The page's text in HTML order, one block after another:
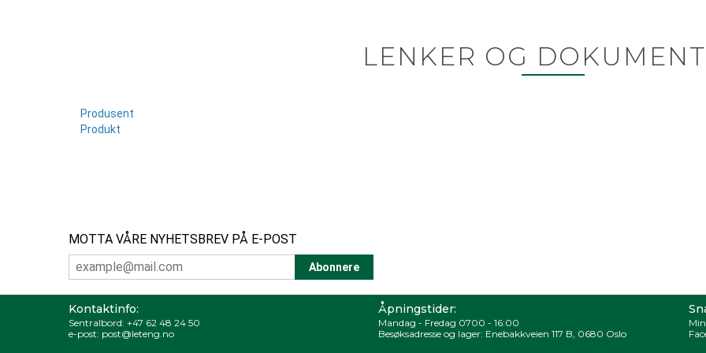
LENKER OG
Produsent
Produkt
MOTTA VÅRE NYHETSBREV PÅ E-POST
Kontaktinfo:
Sentralbord: +47 62 48 24 50
e-post: post@leteng.no
Åpningstider:
Mandag - Fredag 0700 - 16:00
Besøksadresse og lager: Enebakkveien 117 B, 0680 Oslo